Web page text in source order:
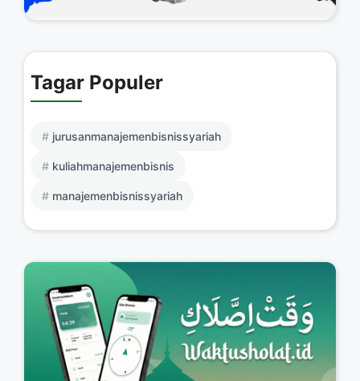
Tagar Populer
jurusanmanajemenbisnissyariah
kuliahmanajemenbisnis
manajemenbisnissyariah